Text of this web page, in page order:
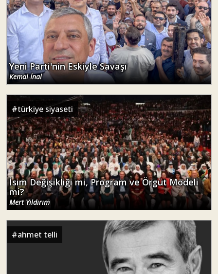
Yeni Parti'nin Eskiyle Savaşı
Kemal İnal
#türkiye siyaseti
İsim Değişikliği mi, Program ve Örgüt Modeli
mi?
Mert Yıldırım
#ahmet telli